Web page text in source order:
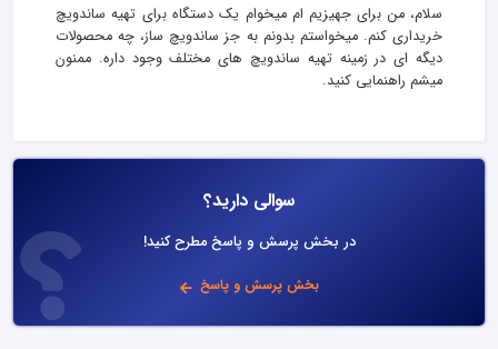
سلام، من برای جهیزیم ام میخوام یک دستگاه برای تهیه ساندویچ
خریداری کنم. میخواستم بدونم به جز ساندویچ ساز، چه محصولات
دیگه ای در زمینه تهیه ساندویچ های مختلف وجود داره. ممنون
میشم راهنمایی کنید.
سوالی دارید؟
در بخش پرسش و پاسخ مطرح کنید!
بخش پرسش و پاسخ